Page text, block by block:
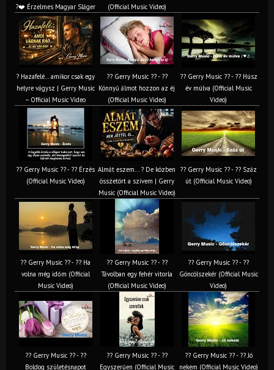
?❤️ Érzelmes Magyar Sláger
(Official Music Video)
? Hazafelé… amikor csak egy
helyre vágysz | Gerry Music
– Official Music Video
?? Gerry Music ?? - ??
Könnyű álmot hozzon az éj
(Official Music Video)
?? Gerry Music ?? - ?? Húsz
év múlva (Official Music
Video)
?? Gerry Music ?? - ?? Érzés
(Official Music Video)
Almát eszem… ? De közben
összetört a szívem | Gerry
Music (Official Music Video)
?? Gerry Music ?? - ?? Száz
út (Official Music Video)
?? Gerry Music ?? - ?? Ha
volna még időm (Official
Music Video)
?? Gerry Music ?? - ??
Távolban egy fehér vitorla
(Official Music Video)
?? Gerry Music ?? - ??
Göncölszekér (Official Music
Video)
?? Gerry Music ?? - ??
Boldog születésnapot
?? Gerry Music ?? - ??
Egyszerűen (Official Music
?? Gerry Music ?? - ?? Jó
nekem (Official Music Video)